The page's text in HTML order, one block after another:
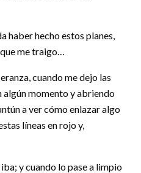
haber hecho estos planes,
me traigo…
cuando me dejo las
algún momento y abriendo
a ver cómo enlazar algo
líneas en rojo y,
y cuando lo pase a limpio